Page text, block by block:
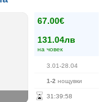
67.00€
131.04лв
на човек
3.01-28.04
1-2 нощувки
31 :39:58